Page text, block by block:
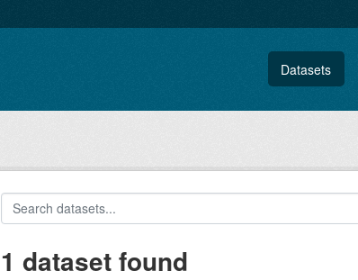
Datasets
1 dataset found